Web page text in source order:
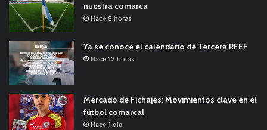
nuestra comarca
Hace 8 horas
Ya se conoce el calendario de Tercera RFEF
Hace 12 horas
Mercado de Fichajes: Movimientos clave en el
fútbol comarcal
Hace 1 día